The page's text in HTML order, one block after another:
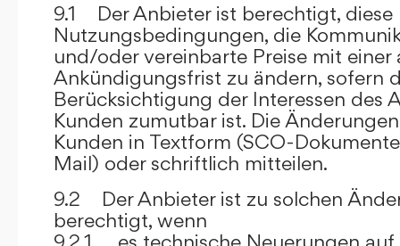
9.1 Der Anbieter ist berechtigt, diese
Nutzungsbedingungen, die
und/oder vereinbarte Preise mit einer
Ankündigungsfrist zu ändern, sofern
Berücksichtigung der Interessen des
Kunden zumutbar ist. Die
Kunden in Textform (SCO-
Mail) oder schriftlich mitteilen.
9.2 Der Anbieter ist zu solchen
berechtigt, wenn
9.2.1. es technische Neuerungen